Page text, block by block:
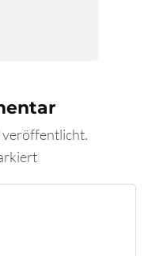
veröffentlicht.